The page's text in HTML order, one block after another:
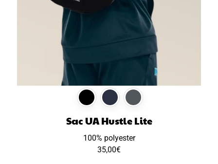
Sac UA Hustle Lite
100% polyester
35,00€